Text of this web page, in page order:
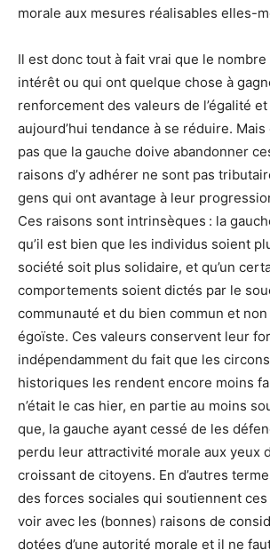
morale aux mesures réalisables elles-
Il est donc tout à fait vrai que le
intérêt ou qui ont quelque chose à
renforcement des valeurs de l’égalité
aujourd’hui tendance à se réduire.
pas que la gauche doive abandonner
raisons d’y adhérer ne sont pas
gens qui ont avantage à leur
Ces raisons sont intrinsèques : la
qu’il est bien que les individus soient
société soit plus solidaire, et qu’un
comportements soient dictés par le
communauté et du bien commun et non
égoïste. Ces valeurs conservent leur
indépendamment du fait que les
historiques les rendent encore moins
n’était le cas hier, en partie au moins
que, la gauche ayant cessé de les
perdu leur attractivité morale aux yeux
croissant de citoyens. En d’autres
des forces sociales qui soutiennent ces
voir avec les (bonnes) raisons de
dotées d’une autorité morale et il ne